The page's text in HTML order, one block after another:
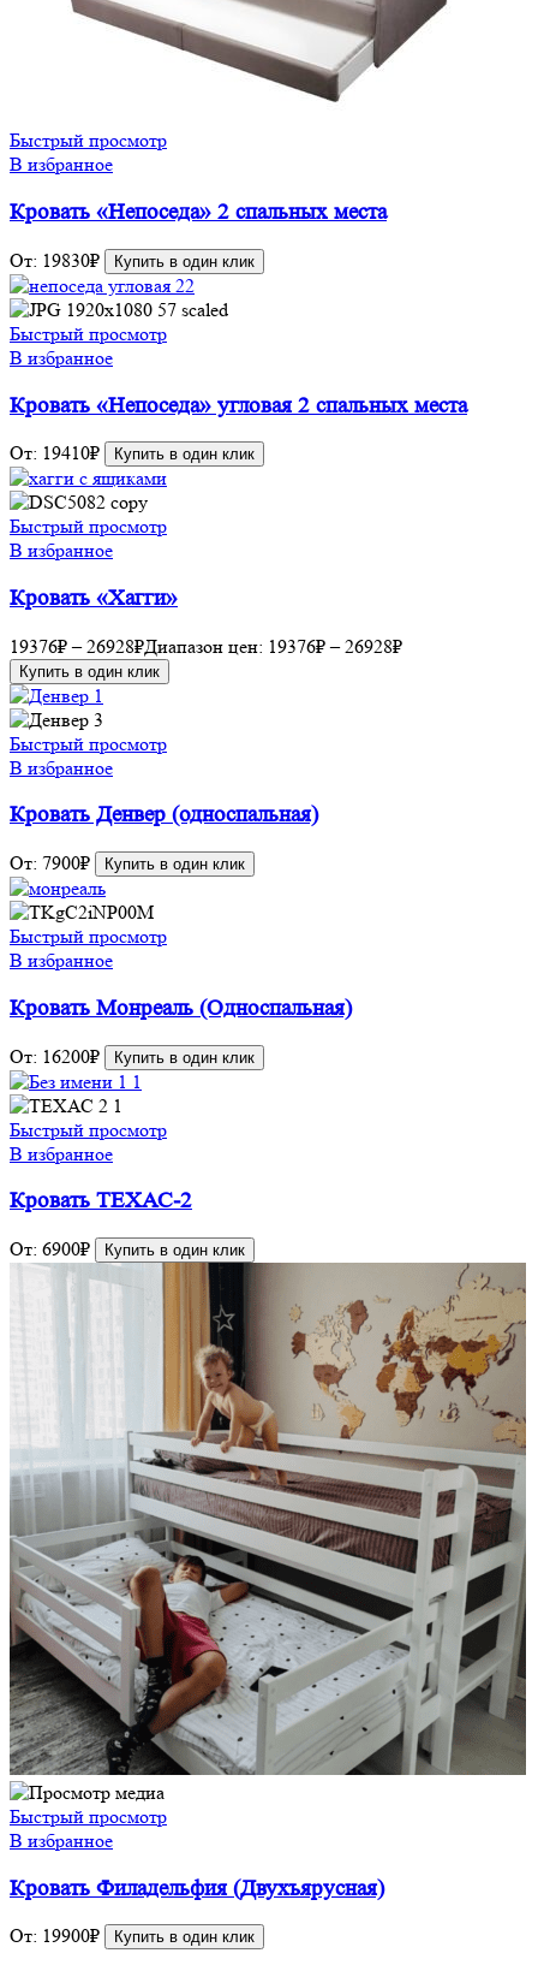
Быстрый просмотр
В избранное
Кровать «Непоседа» 2 спальных места
От: 19830₽ Купить в один клик
Быстрый просмотр
В избранное
Кровать «Непоседа» угловая 2 спальных места
От: 19410₽ Купить в один клик
Быстрый просмотр
В избранное
Кровать «Хагги»
19376₽ – 26928₽Диапазон цен: 19376₽ – 26928₽
Купить в один клик
Быстрый просмотр
В избранное
Кровать Денвер (односпальная)
От: 7900₽ Купить в один клик
Быстрый просмотр
В избранное
Кровать Монреаль (Односпальная)
От: 16200₽ Купить в один клик
Быстрый просмотр
В избранное
Кровать ТЕХАС-2
От: 6900₽ Купить в один клик
Быстрый просмотр
В избранное
Кровать Филадельфия (Двухъярусная)
От: 19900₽ Купить в один клик